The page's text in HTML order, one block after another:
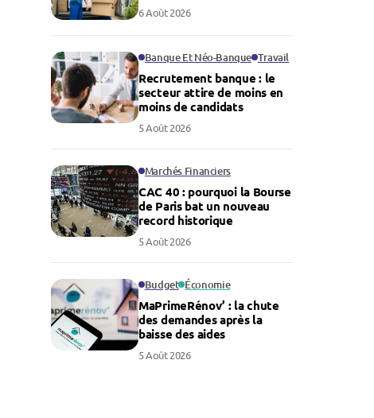
6 Août 2026
Banque Et Néo-Banque Travail
Recrutement banque : le
secteur attire de moins en
moins de candidats
5 Août 2026
Marchés Financiers
CAC 40 : pourquoi la Bourse
de Paris bat un nouveau
record historique
5 Août 2026
Budget Économie
MaPrimeRénov’ : la chute
des demandes après la
baisse des aides
5 Août 2026